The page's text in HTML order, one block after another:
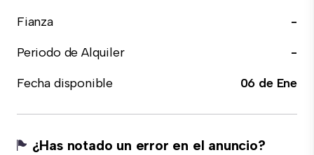
Fianza
-
Periodo de Alquiler
-
Fecha disponible
06 de Ene
¿Has notado un error en el anuncio?